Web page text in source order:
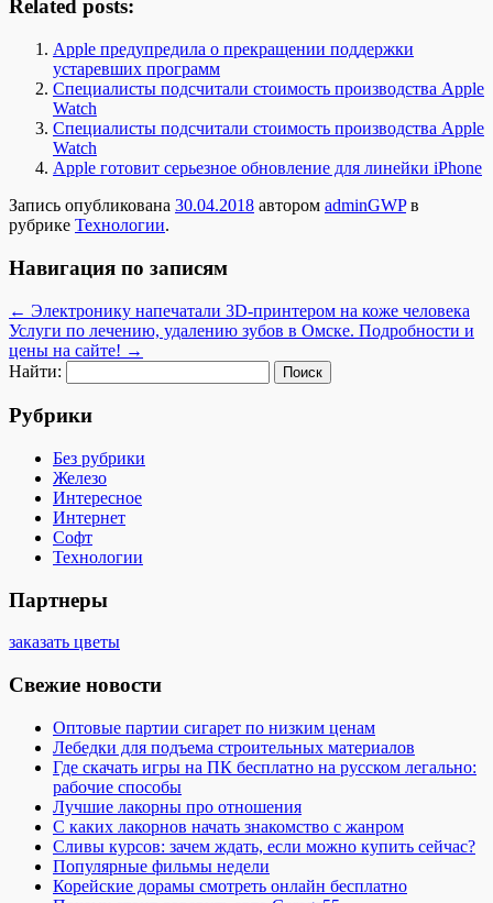
Related posts:
Apple предупредила о прекращении поддержки
устаревших программ
Специалисты подсчитали стоимость производства Apple
Watch
Специалисты подсчитали стоимость производства Apple
Watch
Apple готовит серьезное обновление для линейки iPhone
Запись опубликована 30.04.2018 автором adminGWPв
рубрике Технологии.
Навигация по записям
← Электронику напечатали 3D-принтером на коже человека
Услуги по лечению, удалению зубов в Омске. Подробности и
цены на сайте! →
Найти:
Рубрики
Без рубрики
Железо
Интересное
Интернет
Софт
Технологии
Партнеры
заказать цветы
Свежие новости
Оптовые партии сигарет по низким ценам
Лебедки для подъема строительных материалов
Где скачать игры на ПК бесплатно на русском легально:
рабочие способы
Лучшие лакорны про отношения
С каких лакорнов начать знакомство с жанром
Сливы курсов: зачем ждать, если можно купить сейчас?
Популярные фильмы недели
Корейские дорамы смотреть онлайн бесплатно